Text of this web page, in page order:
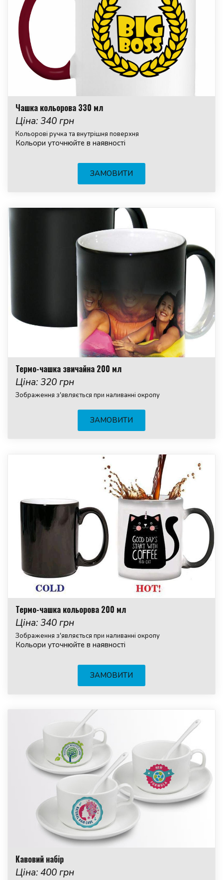
Чашка кольорова 330 мл
Ціна: 340 грн
Кольорові ручка та внутрішня поверхня
Кольори уточнюйте в наявності
ЗАМОВИТИ
Термо-чашка звичайна 200 мл
Ціна: 320 грн
Зображення з'являється при наливанні окропу
ЗАМОВИТИ
Термо-чашка кольорова 200 мл
Ціна: 340 грн
Зображення з'являється при наливанні окропу
Кольори уточнюйте в наявності
ЗАМОВИТИ
Кавовий набір
Ціна: 400 грн